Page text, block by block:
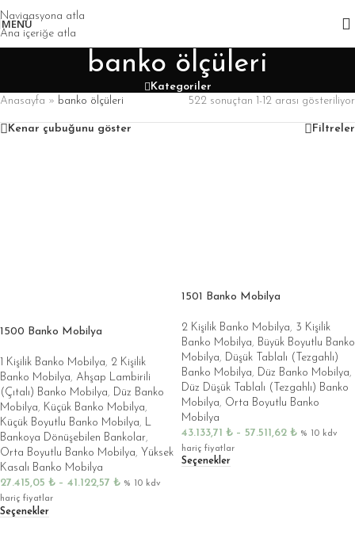
Navigasyona atla
Ana içeriğe atla
MENÜ
banko ölçüleri
Kategoriler
Anasayfa » banko ölçüleri 522 sonuçtan 1-12 arası gösteriliyor
Kenar çubuğunu göster Filtreler
1500 Banko Mobilya
1 Kişilik Banko Mobilya, 2 Kişilik
Banko Mobilya, Ahşap Lambirili
(Çıtalı) Banko Mobilya, Düz Banko
Mobilya, Küçük Banko Mobilya,
Küçük Boyutlu Banko Mobilya, L
Bankoya Dönüşebilen Bankolar,
Orta Boyutlu Banko Mobilya, Yüksek
Kasalı Banko Mobilya
27.415,05 ₺ – 41.122,57 ₺ % 10 kdv
hariç fiyatlar
Seçenekler
1501 Banko Mobilya
2 Kişilik Banko Mobilya, 3 Kişilik
Banko Mobilya, Büyük Boyutlu Banko
Mobilya, Düşük Tablalı (Tezgahlı)
Banko Mobilya, Düz Banko Mobilya,
Düz Düşük Tablalı (Tezgahlı) Banko
Mobilya, Orta Boyutlu Banko
Mobilya
43.133,71 ₺ – 57.511,62 ₺ % 10 kdv
hariç fiyatlar
Seçenekler